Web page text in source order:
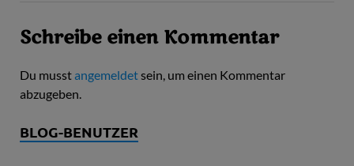
Schreibe einen Kommentar
Du musstangemeldetsein, um einen Kommentar
abzugeben.
BLOG-BENUTZER